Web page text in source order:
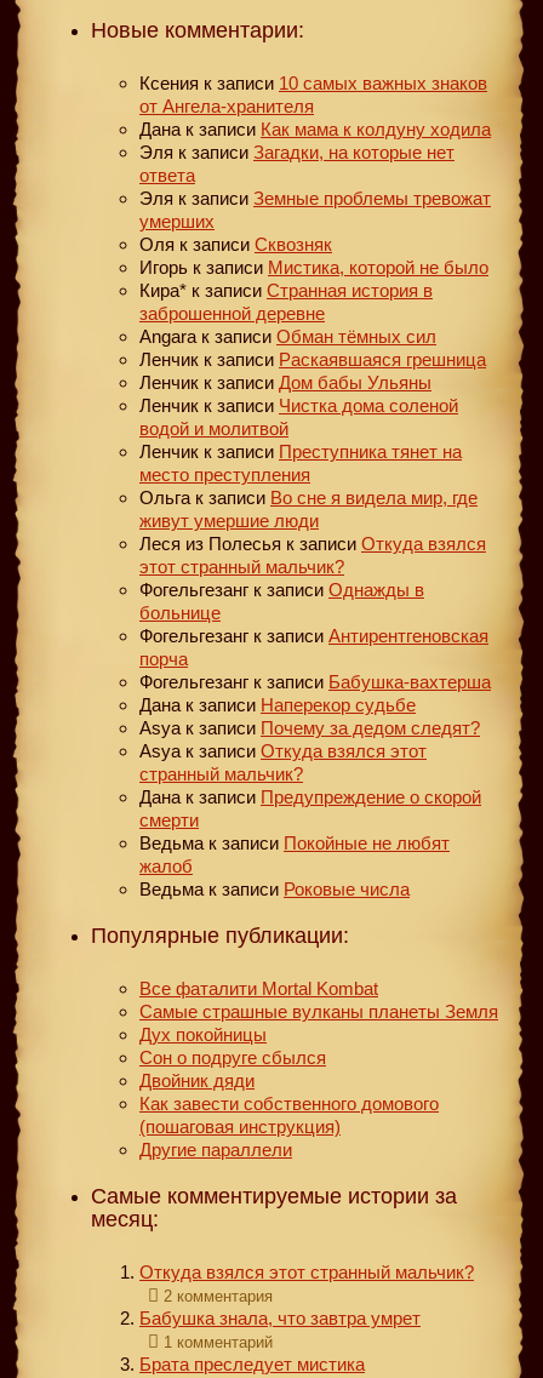
Новые комментарии:
Ксения к записи 10 самых важных знаков
от Ангела-хранителя
Дана к записи Как мама к колдуну ходила
Эля к записи Загадки, на которые нет
ответа
Эля к записи Земные проблемы тревожат
умерших
Оля к записи Сквозняк
Игорь к записи Мистика, которой не было
Кира* к записи Странная история в
заброшенной деревне
Angara к записи Обман тёмных сил
Ленчик к записи Раскаявшаяся грешница
Ленчик к записи Дом бабы Ульяны
Ленчик к записи Чистка дома соленой
водой и молитвой
Ленчик к записи Преступника тянет на
место преступления
Ольга к записи Во сне я видела мир, где
живут умершие люди
Леся из Полесья к записи Откуда взялся
этот странный мальчик?
Фогельгезанг к записи Однажды в
больнице
Фогельгезанг к записи Антирентгеновская
порча
Фогельгезанг к записи Бабушка-вахтерша
Дана к записи Наперекор судьбе
Asya к записи Почему за дедом следят?
Asya к записи Откуда взялся этот
странный мальчик?
Дана к записи Предупреждение о скорой
смерти
Ведьма к записи Покойные не любят
жалоб
Ведьма к записи Роковые числа
Популярные публикации:
Все фаталити Mortal Kombat
Самые страшные вулканы планеты Земля
Дух покойницы
Сон о подруге сбылся
Двойник дяди
Как завести собственного домового
(пошаговая инструкция)
Другие параллели
Самые комментируемые истории за
месяц:
Откуда взялся этот странный мальчик?
2 комментария
Бабушка знала, что завтра умрет
1 комментарий
Брата преследует мистика